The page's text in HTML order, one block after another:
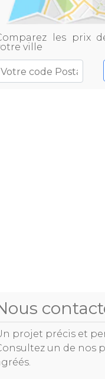
les prix
ville
projet précis et
un de nos